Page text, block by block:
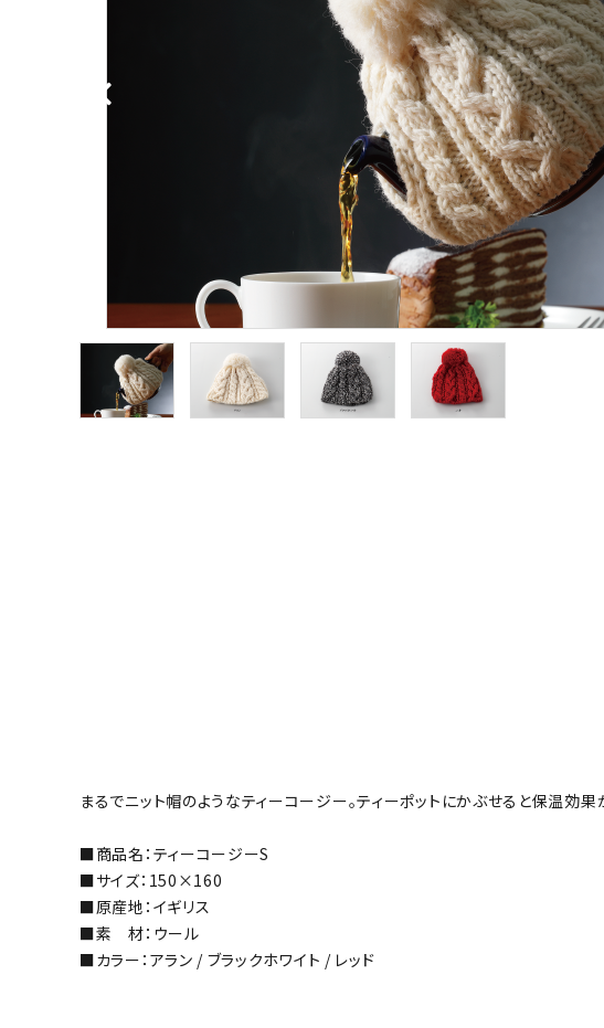
お問い合わせ
まるでニット帽のようなティーコージー。ティーポットにかぶせると保温効果
■商品名：ティーコージーS
■サイズ：150×160
■原産地：イギリス
■素 材：ウール
■カラー：アラン / ブラックホワイト / レッド